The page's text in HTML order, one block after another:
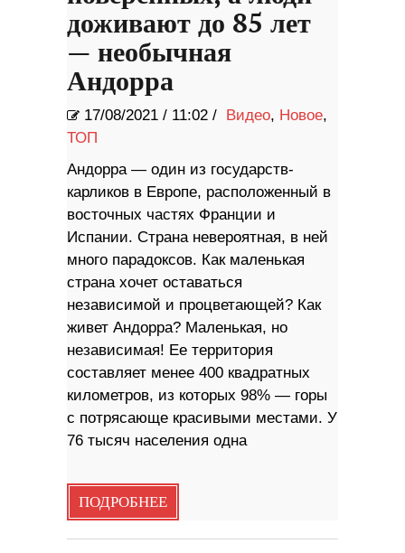
доживают до 85 лет
— необычная
Андорра
17/08/2021 / 11:02 / Видео, Новое,
ТОП
Андорра — один из государств-
карликов в Европе, расположенный в
восточных частях Франции и
Испании. Страна невероятная, в ней
много парадоксов. Как маленькая
страна хочет оставаться
независимой и процветающей? Как
живет Андорра? Маленькая, но
независимая! Ее территория
составляет менее 400 квадратных
километров, из которых 98% — горы
с потрясающе красивыми местами. У
76 тысяч населения одна
ПОДРОБНЕЕ